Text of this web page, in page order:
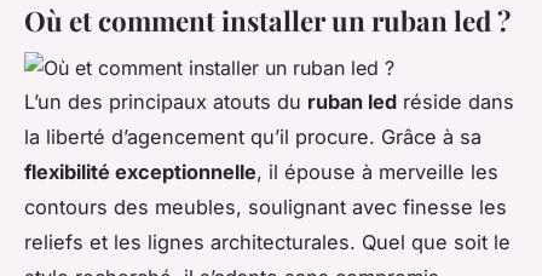
Où et comment installer un ruban led ?
L’un des principaux atouts du ruban led réside dans
la liberté d’agencement qu’il procure. Grâce à sa
flexibilité exceptionnelle, il épouse à merveille les
contours des meubles, soulignant avec finesse les
reliefs et les lignes architecturales. Quel que soit le